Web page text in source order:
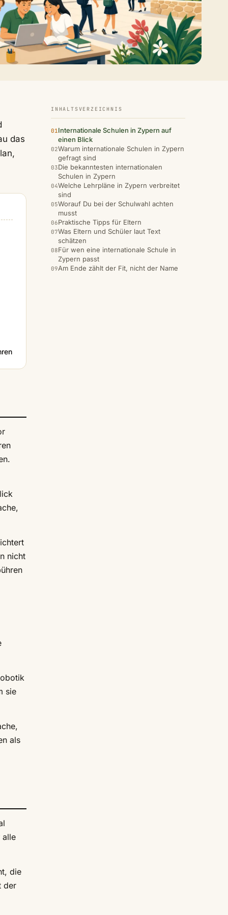
das
nicht
sie
als
alle
die
der
INHALTSVERZEICHNIS
Internationale Schulen in Zypern auf
einen Blick
Warum internationale Schulen in Zypern
gefragt sind
Die bekanntesten internationalen
Schulen in Zypern
Welche Lehrpläne in Zypern verbreitet
sind
Worauf Du bei der Schulwahl achten
musst
Praktische Tipps für Eltern
Was Eltern und Schüler laut Text
schätzen
Für wen eine internationale Schule in
Zypern passt
Am Ende zählt der Fit, nicht der Name